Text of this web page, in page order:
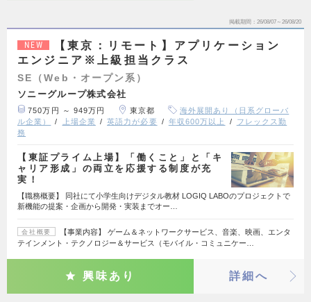
掲載期間 26/08/07～26/08/20
NEW
【東京：リモート】アプリケーション
エンジニア※上級担当クラス
SE（Web・オープン系）
ソニーグループ株式会社
750万円 ～ 949万円 東京都
海外展開あり（日系グローバ
ル企業）
上場企業 英語力が必要 年収600万以上
フレックス勤
務
【東証プライム上場】「働くこと」と「キ
ャリア形成」の両立を応援する制度が充
実！
【職務概要】 同社にて小学生向けデジタル教材 LOGIQ LABOのプロジェクトで
新機能の提案・企画から開発・実装までオー…
会社概要
【事業内容】 ゲーム＆ネットワークサービス、音楽、映画、エンタ
テインメント・テクノロジー＆サービス（モバイル・コミュニケー…
興味あり 詳細へ